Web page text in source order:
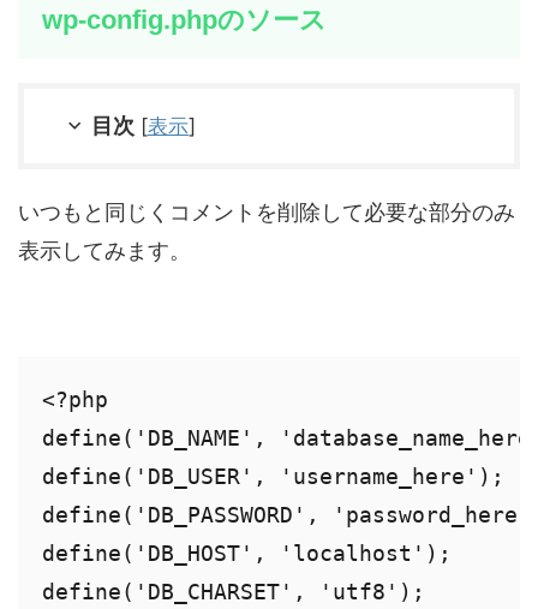
wp-config.phpのソース
目次 [表示]
いつもと同じくコメントを削除して必要な部分のみ
表示してみます。
<?php
define('DB_NAME',
define('DB_USER', 'username_here');
define('DB_PASSWORD',
define('DB_HOST', 'localhost');
define('DB_CHARSET', 'utf8');